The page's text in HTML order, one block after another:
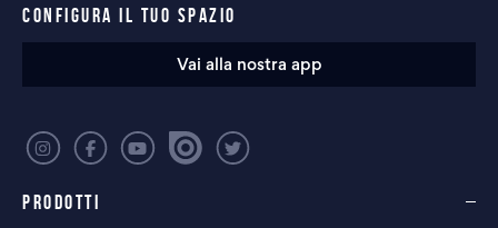
PRODOTTI
CONFIGURA IL TUO SPAZIO
Vai alla nostra app